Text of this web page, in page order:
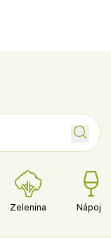
Zelenina Nápoje